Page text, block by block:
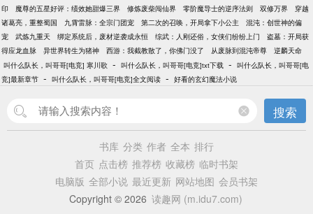
印
魔尊的五星好评：绩效她甜爆三界 修炼废柴闯仙界 零阶魔导士的逆序法则 双修万界
穿越
诸葛亮，重整蜀国
九霄雷脉：全宗门团宠 第二次的召唤，开局拿下小公主
混沌：创世神的偏
宠
武炼九重天 绑定系统后，废材逆袭成永恒 综武：人刚还俗，女侠们纷纷上门
盗墓：开局获
得应龙血脉
异世界转生为猪神 西游：我截教散了，你佛门没了 从废脉到混沌帝尊
逆麟天命
叫什么队长，叫哥哥[电竞] 寒川歌 - 叫什么队长，叫哥哥[电竞]txt下载 - 叫什么队长，叫哥哥[电
竞]最新章节 - 叫什么队长，叫哥哥[电竞]全文阅读 - 好看的玄幻魔法小说
搜索
书库 分类 作者 全本 排行
首页 点击榜 推荐榜 收藏榜 临时书架
电脑版 全部小说 最近更新 网站地图 会员书架
Copyright © 2026 读趣网 (m.idu7.com)